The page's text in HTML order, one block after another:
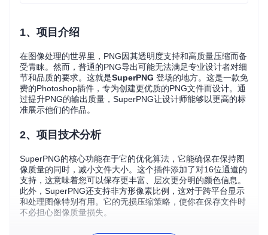
1、项目介绍
在图像处理的世界里，PNG因其透明度支持和高质量压缩而备
受青睐。然而，普通的PNG导出可能无法满足专业设计者对细
节和品质的要求。这就是SuperPNG 登场的地方。这是一款免
费的Photoshop插件，专为创建更优质的PNG文件而设计。通
过提升PNG的输出质量，SuperPNG让设计师能够以更高的标
准展示他们的作品。
2、项目技术分析
SuperPNG的核心功能在于它的优化算法，它能确保在保持图
像质量的同时，减小文件大小。这个插件添加了对16位通道的
支持，这意味着您可以保存更丰富、层次更分明的颜色信息。
此外，SuperPNG还支持非方形像素比例，这对于跨平台显示
和处理图像特别有用。它的无损压缩策略，使你在保存文件时
不必担心图像质量损失。